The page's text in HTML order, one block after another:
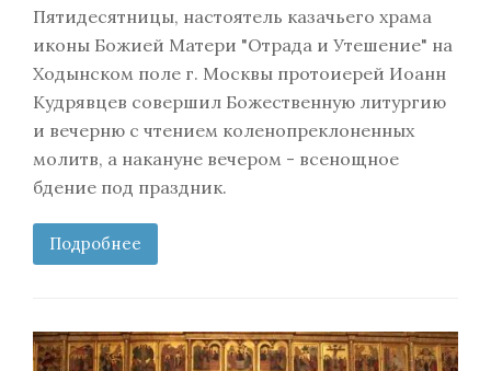
Пятидесятницы, настоятель казачьего храма
иконы Божией Матери "Отрада и Утешение" на
Ходынском поле г. Москвы протоиерей Иоанн
Кудрявцев совершил Божественную литургию
и вечерню с чтением коленопреклоненных
молитв, а накануне вечером - всенощное
бдение под праздник.
Подробнее